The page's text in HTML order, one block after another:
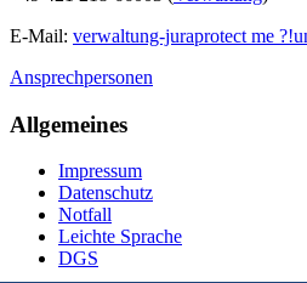
E-Mail: verwaltung-juraprotect me ?!
Ansprechpersonen
Allgemeines
Impressum
Datenschutz
Notfall
Leichte Sprache
DGS